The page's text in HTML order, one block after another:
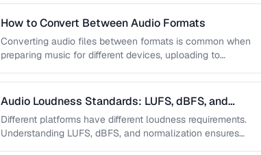
How to Convert Between Audio Formats
Converting audio files between formats is common when
preparing music for different devices, uploading to
Audio Loudness Standards: LUFS, dBFS, and
Normalization
Different platforms have different loudness requirements.
Understanding LUFS, dBFS, and normalization ensures